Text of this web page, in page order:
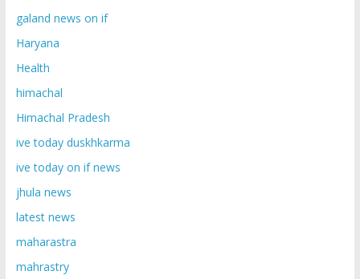
galand news on if
Haryana
Health
himachal
Himachal Pradesh
ive today duskhkarma
ive today on if news
jhula news
latest news
maharastra
mahrastry